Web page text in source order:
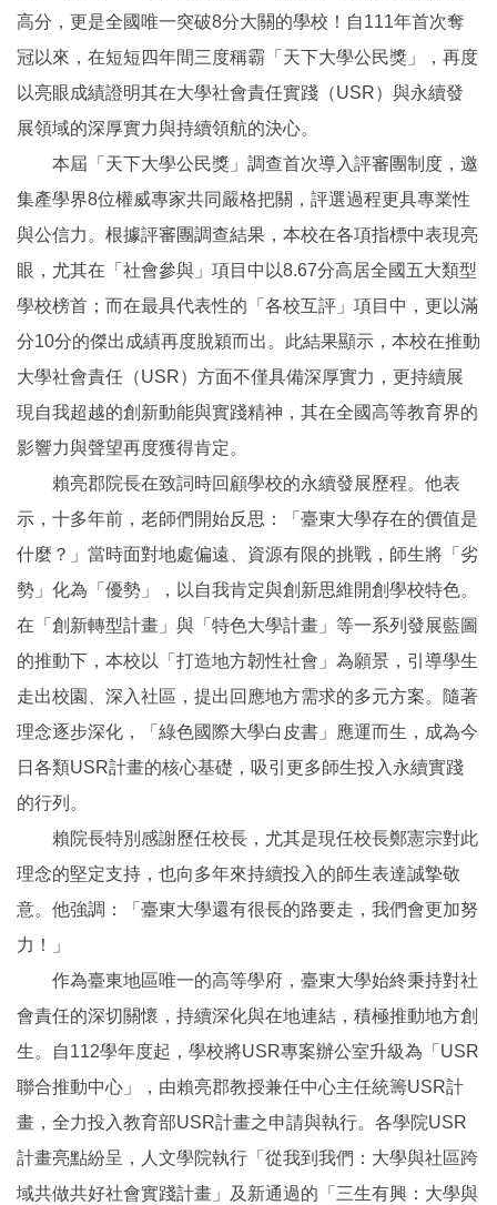
高分，更是全國唯一突破8分大關的學校！自111年首次奪
冠以來，在短短四年間三度稱霸「天下大學公民獎」，再度
以亮眼成績證明其在大學社會責任實踐（USR）與永續發
展領域的深厚實力與持續領航的決心。
本屆「天下大學公民獎」調查首次導入評審團制度，邀
集產學界8位權威專家共同嚴格把關，評選過程更具專業性
與公信力。根據評審團調查結果，本校在各項指標中表現亮
眼，尤其在「社會參與」項目中以8.67分高居全國五大類型
學校榜首；而在最具代表性的「各校互評」項目中，更以滿
分10分的傑出成績再度脫穎而出。此結果顯示，本校在推動
大學社會責任（USR）方面不僅具備深厚實力，更持續展
現自我超越的創新動能與實踐精神，其在全國高等教育界的
影響力與聲望再度獲得肯定。
賴亮郡院長在致詞時回顧學校的永續發展歷程。他表
示，十多年前，老師們開始反思：「臺東大學存在的價值是
什麼？」當時面對地處偏遠、資源有限的挑戰，師生將「劣
勢」化為「優勢」，以自我肯定與創新思維開創學校特色。
在「創新轉型計畫」與「特色大學計畫」等一系列發展藍圖
的推動下，本校以「打造地方韌性社會」為願景，引導學生
走出校園、深入社區，提出回應地方需求的多元方案。隨著
理念逐步深化，「綠色國際大學白皮書」應運而生，成為今
日各類USR計畫的核心基礎，吸引更多師生投入永續實踐
的行列。
賴院長特別感謝歷任校長，尤其是現任校長鄭憲宗對此
理念的堅定支持，也向多年來持續投入的師生表達誠摯敬
意。他強調：「臺東大學還有很長的路要走，我們會更加努
力！」
作為臺東地區唯一的高等學府，臺東大學始終秉持對社
會責任的深切關懷，持續深化與在地連結，積極推動地方創
生。自112學年度起，學校將USR專案辦公室升級為「USR
聯合推動中心」，由賴亮郡教授兼任中心主任統籌USR計
畫，全力投入教育部USR計畫之申請與執行。各學院USR
計畫亮點紛呈，人文學院執行「從我到我們：大學與社區跨
域共做共好社會實踐計畫」及新通過的「三生有興：大學與